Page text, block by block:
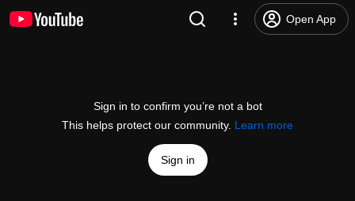
Open App
Sign in to confirm you’re not a bot
This helps protect our community. Learn more
Sign in